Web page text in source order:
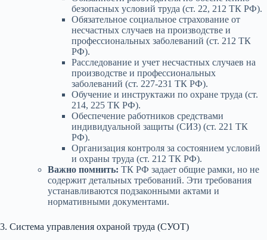
безопасных условий труда (ст. 22, 212 ТК РФ).
Обязательное социальное страхование от
несчастных случаев на производстве и
профессиональных заболеваний (ст. 212 ТК
РФ).
Расследование и учет несчастных случаев на
производстве и профессиональных
заболеваний (ст. 227-231 ТК РФ).
Обучение и инструктажи по охране труда (ст.
214, 225 ТК РФ).
Обеспечение работников средствами
индивидуальной защиты (СИЗ) (ст. 221 ТК
РФ).
Организация контроля за состоянием условий
и охраны труда (ст. 212 ТК РФ).
Важно помнить: ТК РФ задает общие рамки, но не
содержит детальных требований. Эти требования
устанавливаются подзаконными актами и
нормативными документами.
3. Система управления охраной труда (СУОТ)